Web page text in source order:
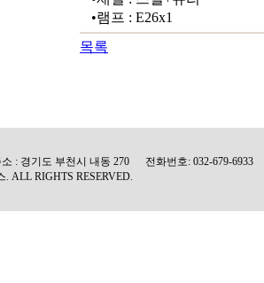
•램프 : E26x1
목록
: 경기도 부천시 내동 270 전화번호: 032-679-6933
ALL RIGHTS RESERVED.